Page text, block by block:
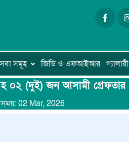
সমূহ জিডি ও এফআইআর গ্যালারী
০২ (দুই) জন আসামী গ্রেফতার
সময়: 02 Mar, 2026